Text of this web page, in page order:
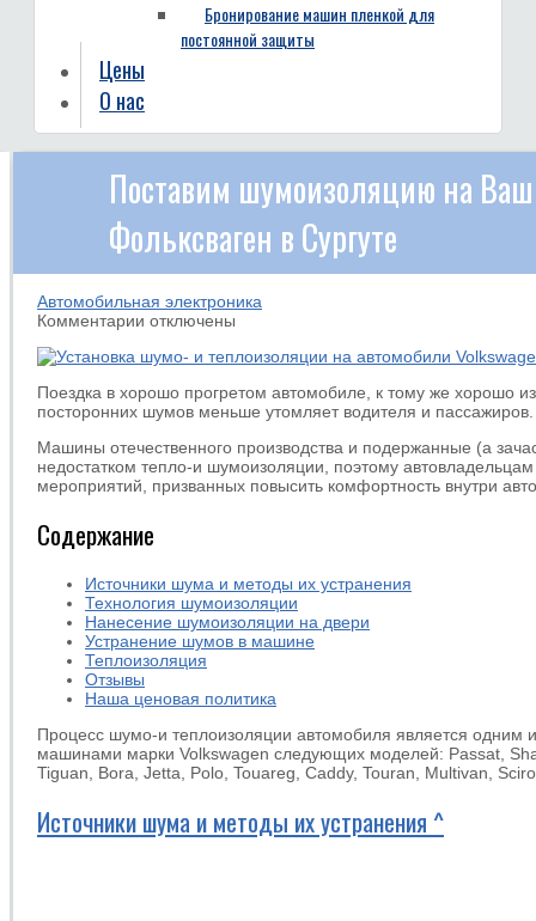
Бронирование машин пленкой для
постоянной защиты
Цены
О нас
Поставим шумоизоляцию на
Фольксваген в Сургуте
Автомобильная электроника
Комментарии к
Поставим
на
Ваш
Фольксваген
в
Сургуте
отключены
Поездка в хорошо прогретом автомобиле, к тому же хорошо
посторонних шумов меньше утомляет водителя и пассажиров.
Машины отечественного производства и подержанные (а
недостатком тепло-и шумоизоляции, поэтому
мероприятий, призванных повысить комфортность внутри
Содержание
Источники шума и методы их устранения
Технология шумоизоляции
Нанесение шумоизоляции на двери
Устранение шумов в машине
Теплоизоляция
Отзывы
Наша ценовая политика
Процесс шумо-и теплоизоляции автомобиля является одним
машинами марки Volkswagen следующих моделей: Passat,
Tiguan, Bora, Jetta, Polo, Touareg, Caddy, Touran, Multivan,
Источники шума и методы их устранения ^